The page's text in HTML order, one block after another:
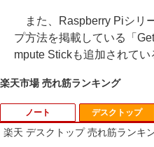
また、Raspberry Piシリ
プ方法を掲載している「
mpute Stickも追加されてい
楽天市場 売れ筋ランキング
ノート デスクトップ
楽天 デスクトップ 売れ筋ランキ